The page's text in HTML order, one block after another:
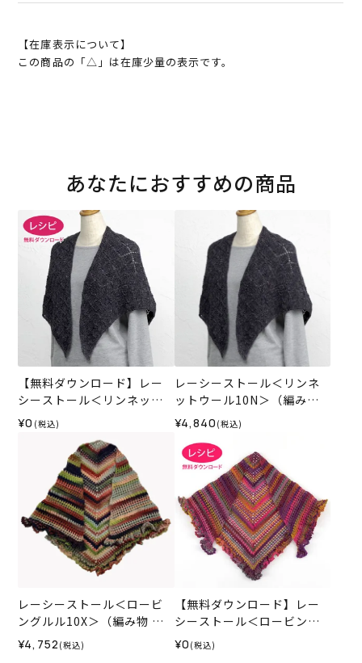
【在庫表示について】
この商品の「△」は在庫少量の表示です。
あなたにおすすめの商品
【無料ダウンロード】レー
シーストール＜リンネット
ウール＞（レシピ）
¥0 (税込)
レーシーストール＜リンネ
ットウール10N＞（編み物
材料セット）
¥4,840 (税込)
レーシーストール＜ロービ
ングルル10X＞（編み物 材
料セット）
¥4,752 (税込)
【無料ダウンロード】レー
シーストール＜ロービング
ルル＞（レシピ）
¥0 (税込)